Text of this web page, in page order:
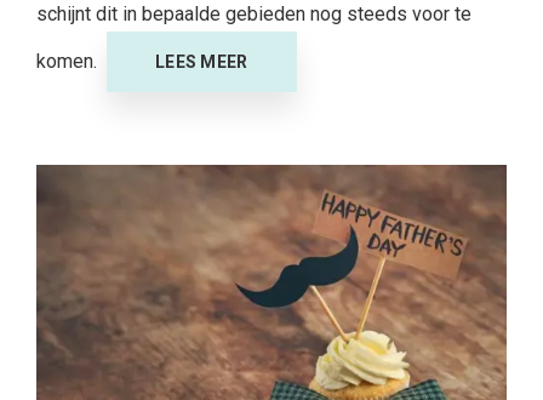
schijnt dit in bepaalde gebieden nog steeds voor te
komen. LEES MEER